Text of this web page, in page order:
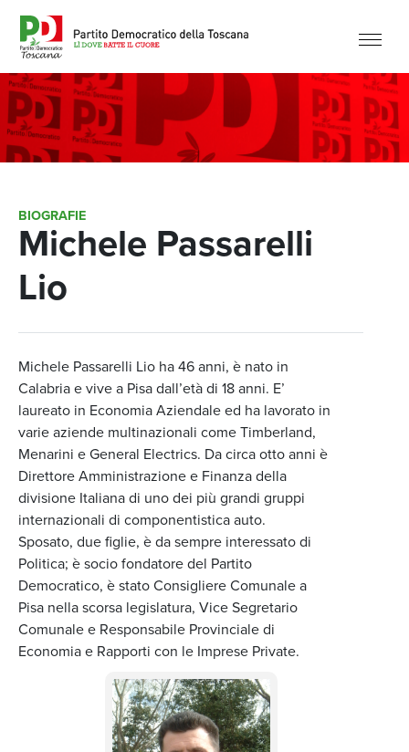
BIOGRAFIE
Michele Passarelli
Lio
Michele Passarelli Lio ha 46 anni, è nato in
Calabria e vive a Pisa dall’età di 18 anni. E’
laureato in Economia Aziendale ed ha lavorato in
varie aziende multinazionali come Timberland,
Menarini e General Electrics. Da circa otto anni è
Direttore Amministrazione e Finanza della
divisione Italiana di uno dei più grandi gruppi
internazionali di componentistica auto.
Sposato, due figlie, è da sempre interessato di
Politica; è socio fondatore del Partito
Democratico, è stato Consigliere Comunale a
Pisa nella scorsa legislatura, Vice Segretario
Comunale e Responsabile Provinciale di
Economia e Rapporti con le Imprese Private.